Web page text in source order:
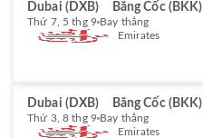
Dubai (DXB) Băng Cốc (BKK)
Thứ 7, 5 thg 9 Bay thẳng
Emirates
Dubai (DXB) Băng Cốc (BKK)
Thứ 3, 8 thg 9 Bay thẳng
Emirates